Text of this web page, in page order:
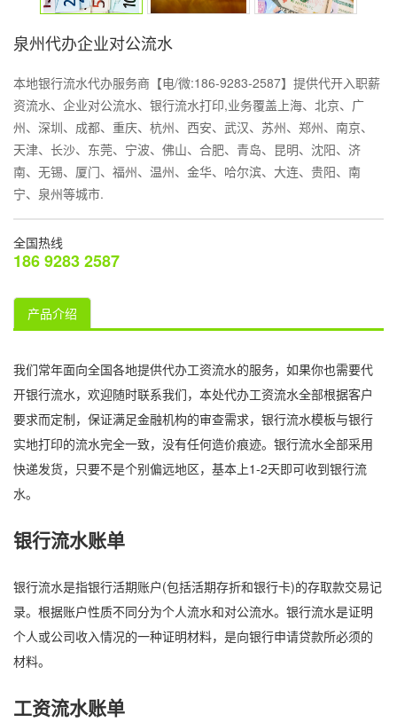
泉州代办企业对公流水
本地银行流水代办服务商【电/微:186-9283-2587】提供代开入职薪
资流水、企业对公流水、银行流水打印,业务覆盖上海、北京、广
州、深圳、成都、重庆、杭州、西安、武汉、苏州、郑州、南京、
天津、长沙、东莞、宁波、佛山、合肥、青岛、昆明、沈阳、济
南、无锡、厦门、福州、温州、金华、哈尔滨、大连、贵阳、南
宁、泉州等城市.
全国热线
186 9283 2587
产品介绍
我们常年面向全国各地提供代办工资流水的服务，如果你也需要代
开银行流水，欢迎随时联系我们，本处代办工资流水全部根据客户
要求而定制，保证满足金融机构的审查需求，银行流水模板与银行
实地打印的流水完全一致，没有任何造价痕迹。银行流水全部采用
快递发货，只要不是个别偏远地区，基本上1-2天即可收到银行流
水。
银行流水账单
银行流水是指银行活期账户(包括活期存折和银行卡)的存取款交易记
录。根据账户性质不同分为个人流水和对公流水。银行流水是证明
个人或公司收入情况的一种证明材料，是向银行申请贷款所必须的
材料。
工资流水账单